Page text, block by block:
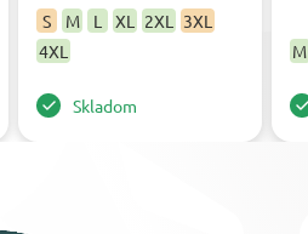
S M L XL 2XL
3XL
4XL
Skladom
M